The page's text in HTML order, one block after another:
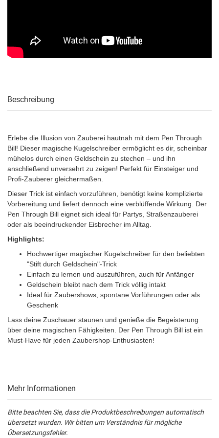
Beschreibung
Erlebe die Illusion von Zauberei hautnah mit dem Pen Through
Bill! Dieser magische Kugelschreiber ermöglicht es dir, scheinbar
mühelos durch einen Geldschein zu stechen – und ihn
anschließend unversehrt zu zeigen! Perfekt für Einsteiger und
Profi-Zauberer gleichermaßen.
Dieser Trick ist einfach vorzuführen, benötigt keine komplizierte
Vorbereitung und liefert dennoch eine verblüffende Wirkung. Der
Pen Through Bill eignet sich ideal für Partys, Straßenzauberei
oder als beeindruckender Eisbrecher im Alltag.
Highlights:
Hochwertiger magischer Kugelschreiber für den beliebten
"Stift durch Geldschein"-Trick
Einfach zu lernen und auszuführen, auch für Anfänger
Geldschein bleibt nach dem Trick völlig intakt
Ideal für Zaubershows, spontane Vorführungen oder als
Geschenk
Lass deine Zuschauer staunen und genieße die Begeisterung
über deine magischen Fähigkeiten. Der Pen Through Bill ist ein
Must-Have für jeden Zaubershop-Enthusiasten!
Mehr Informationen
Bitte beachten Sie, dass die Produktbeschreibungen automatisch
übersetzt wurden. Wir bitten um Verständnis für mögliche
Übersetzungsfehler.